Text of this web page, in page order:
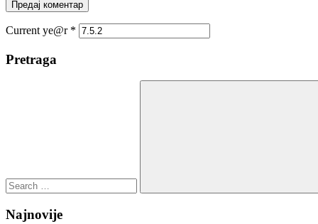
Current ye@r *
Pretraga
Search
Najnovije